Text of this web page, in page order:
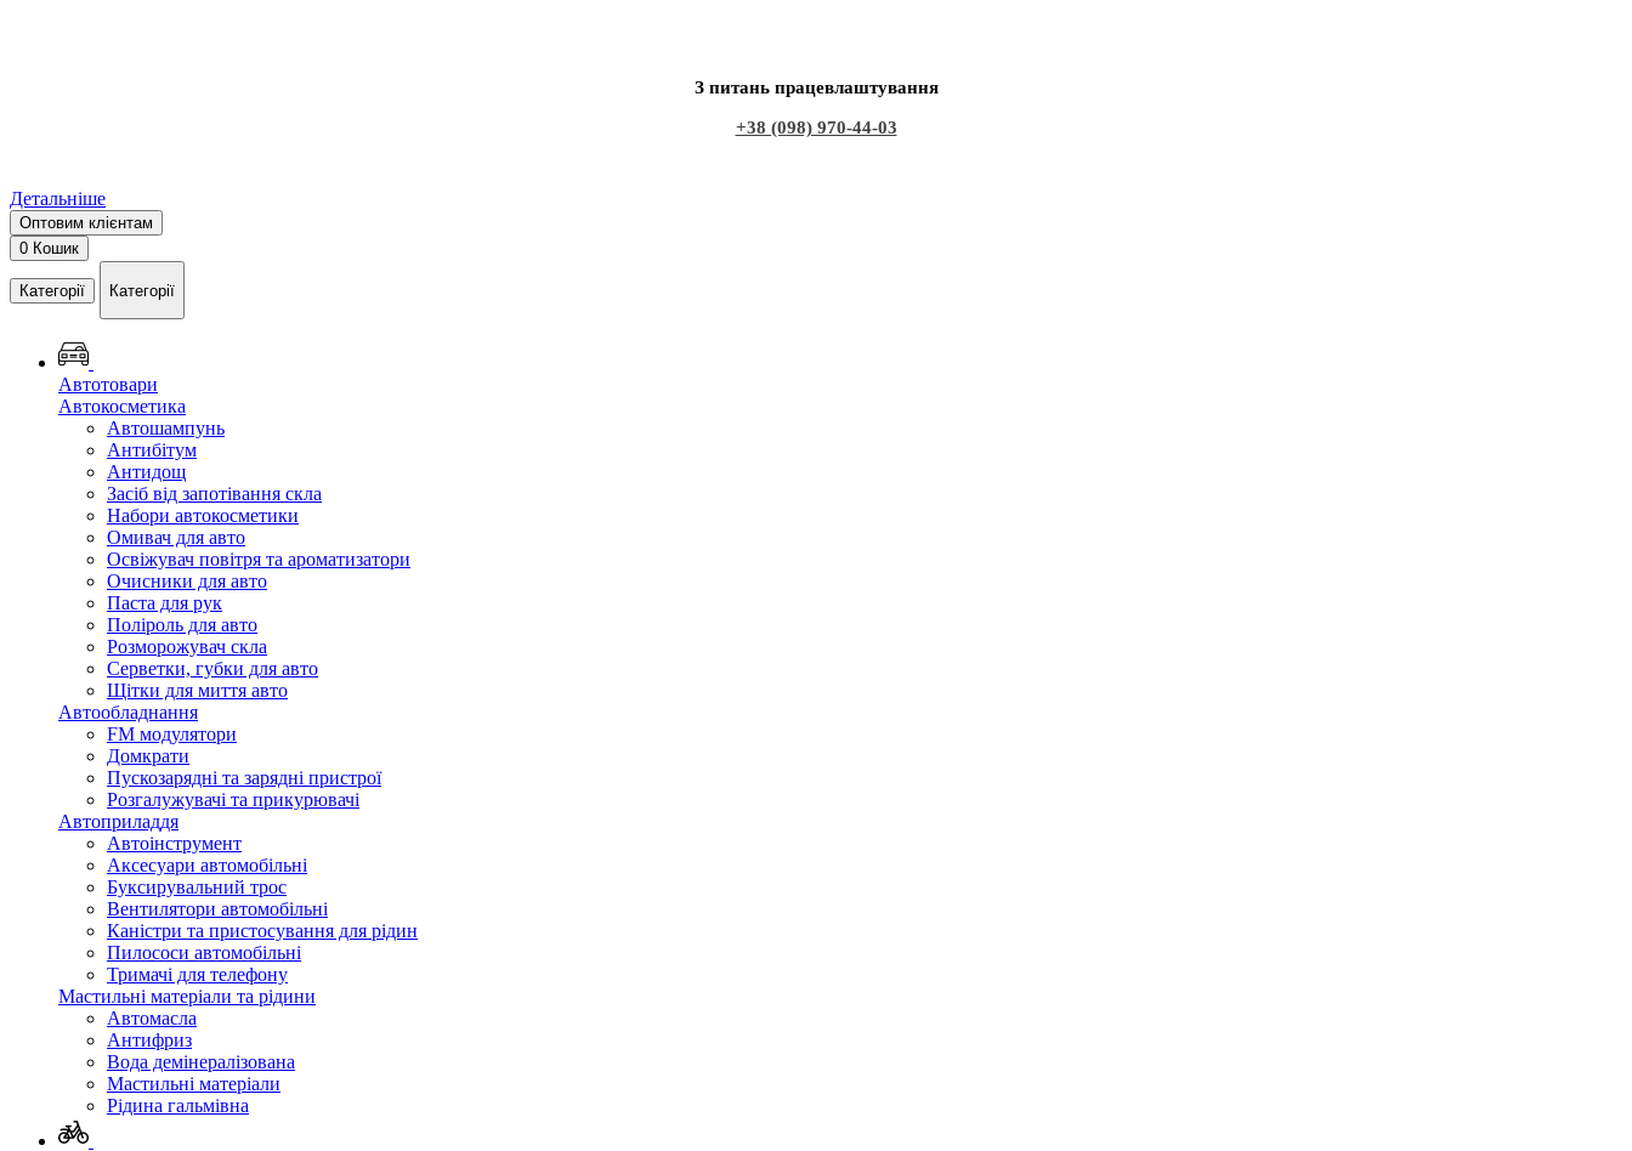
З питань працевлаштування
+38 (098) 970-44-03
Детальніше
Оптовим клієнтам
0 Кошик
Категорії Категорії
Автотовари
Автокосметика
Автошампунь
Антибітум
Антидощ
Засіб від запотівання скла
Набори автокосметики
Омивач для авто
Освіжувач повітря та ароматизатори
Очисники для авто
Паста для рук
Поліроль для авто
Розморожувач скла
Серветки, губки для авто
Щітки для миття авто
Автообладнання
FM модулятори
Домкрати
Пускозарядні та зарядні пристрої
Розгалужувачі та прикурювачі
Автоприладдя
Автоінструмент
Аксесуари автомобільні
Буксирувальний трос
Вентилятори автомобільні
Каністри та пристосування для рідин
Пилососи автомобільні
Тримачі для телефону
Мастильні матеріали та рідини
Автомасла
Антифриз
Вода демінералізована
Мастильні матеріали
Рідина гальмівна